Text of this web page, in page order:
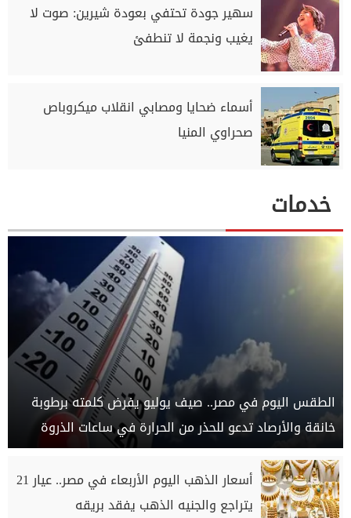
سهير جودة تحتفي بعودة شيرين: صوت لا
يغيب ونجمة لا تنطفئ
أسماء ضحايا ومصابي انقلاب ميكروباص
صحراوي المنيا
خدمات
الطقس اليوم في مصر.. صيف يوليو يفرض كلمته برطوبة
خانقة والأرصاد تدعو للحذر من الحرارة في ساعات الذروة
أسعار الذهب اليوم الأربعاء في مصر.. عيار 21
يتراجع والجنيه الذهب يفقد بريقه